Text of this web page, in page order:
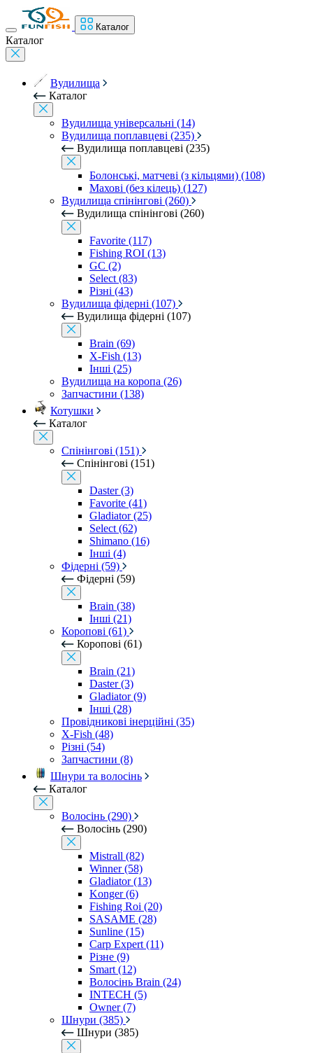
Каталог
Каталог
Вудилища
Каталог
Вудилища універсальні (14)
Вудилища поплавцеві (235)
Вудилища поплавцеві (235)
Болонські, матчеві (з кільцями) (108)
Махові (без кілець) (127)
Вудилища спінінгові (260)
Вудилища спінінгові (260)
Favorite (117)
Fishing ROI (13)
GC (2)
Select (83)
Різні (43)
Вудилища фідерні (107)
Вудилища фідерні (107)
Brain (69)
X-Fish (13)
Інші (25)
Вудилища на коропа (26)
Запчастини (138)
Котушки
Каталог
Спінінгові (151)
Спінінгові (151)
Daster (3)
Favorite (41)
Gladiator (25)
Select (62)
Shimano (16)
Інші (4)
Фідерні (59)
Фідерні (59)
Brain (38)
Інші (21)
Коропові (61)
Коропові (61)
Brain (21)
Daster (3)
Gladiator (9)
Інші (28)
Провідникові інерційні (35)
X-Fish (48)
Різні (54)
Запчастини (8)
Шнури та волосінь
Каталог
Волосінь (290)
Волосінь (290)
Mistrall (82)
Winner (58)
Gladiator (13)
Konger (6)
Fishing Roi (20)
SASAME (28)
Sunline (15)
Carp Expert (11)
Різне (9)
Smart (12)
Волосінь Brain (24)
INTECH (5)
Owner (7)
Шнури (385)
Шнури (385)